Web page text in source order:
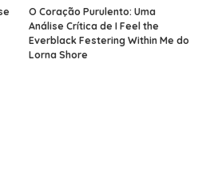
O Coração Purulento: Uma
Análise Crítica de I Feel the
Everblack Festering Within Me do
Lorna Shore